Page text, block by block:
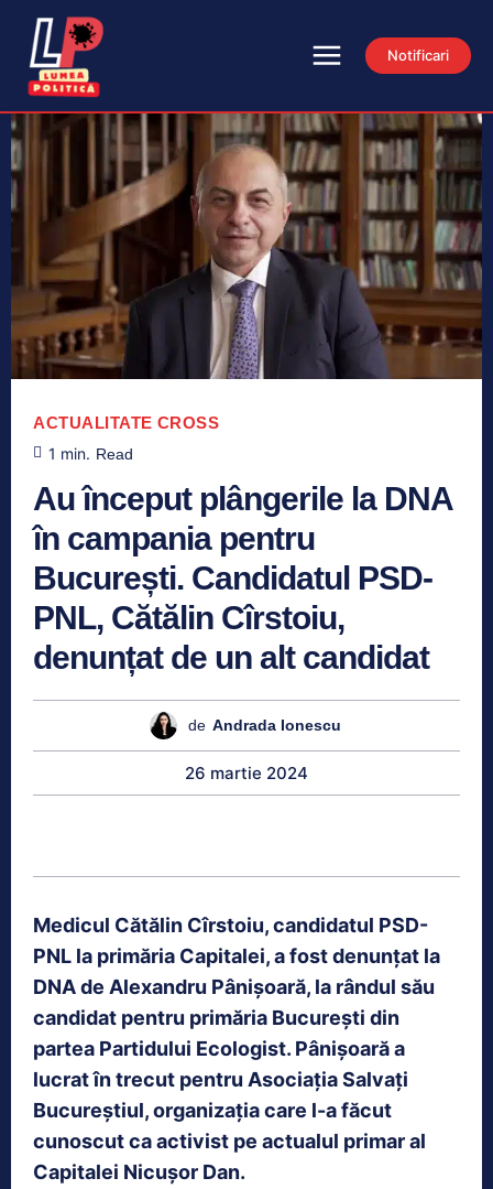
Notificari
ACTUALITATE CROSS
1 min. Read
Au început plângerile la DNA
în campania pentru
București. Candidatul PSD-
PNL, Cătălin Cîrstoiu,
denunțat de un alt candidat
de Andrada Ionescu
26 martie 2024
Medicul Cătălin Cîrstoiu, candidatul PSD-
PNL la primăria Capitalei, a fost denunțat la
DNA de Alexandru Pânișoară, la rândul său
candidat pentru primăria București din
partea Partidului Ecologist. Pânișoară a
lucrat în trecut pentru Asociația Salvați
Bucureștiul, organizația care l-a făcut
cunoscut ca activist pe actualul primar al
Capitalei Nicușor Dan.